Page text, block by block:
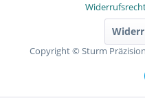
Copyright © Sturm